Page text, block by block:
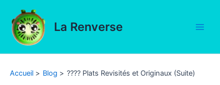
contenu
La Renverse
Accueil Blog ???? Plats Revisités et Originaux (Suite)